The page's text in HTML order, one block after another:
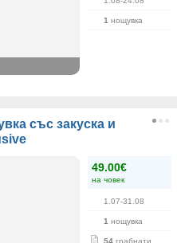
1 нощувка
със закуска и
49.00€
на човек
1.07-31.08
1 нощувка
54 грабнати